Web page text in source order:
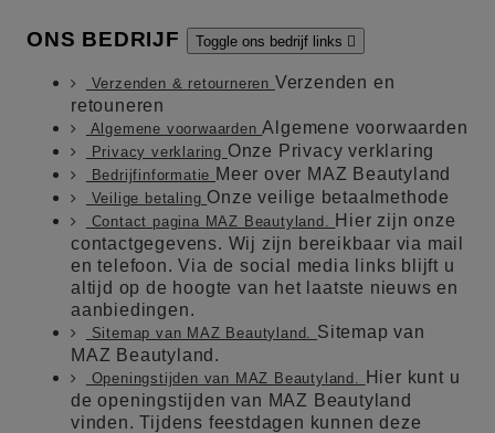
ONS BEDRIJF Toggle ons bedrijf links 
Verzenden & retourneren Verzenden en
retouneren
Algemene voorwaardenAlgemene voorwaarden
Privacy verklaring Onze Privacy verklaring
Bedrijfinformatie Meer over MAZ Beautyland
Veilige betaling Onze veilige betaalmethode
Contact pagina MAZ Beautyland.
Hier zijn onze
contactgegevens. Wij zijn bereikbaar via mail
en telefoon. Via de social media links blijft u
altijd op de hoogte van het laatste nieuws en
aanbiedingen.
Sitemap van MAZ Beautyland. Sitemap van
MAZ Beautyland.
Openingstijden van MAZ Beautyland.
Hier kunt u
de openingstijden van MAZ Beautyland
vinden. Tijdens feestdagen kunnen deze